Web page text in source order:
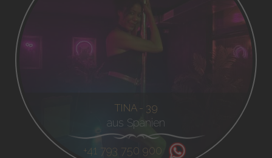
TINA - 39
aus Spanien
+41 793 750 900